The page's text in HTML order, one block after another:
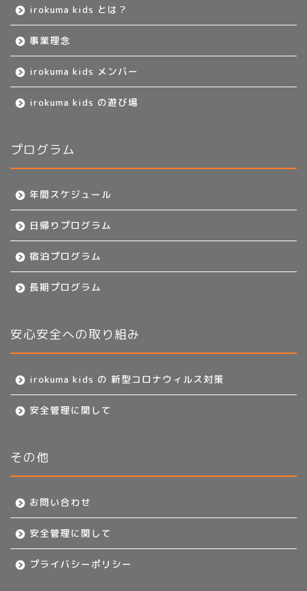
irokuma kids とは？
事業理念
irokuma kids メンバー
irokuma kids の遊び場
プログラム
年間スケジュール
日帰りプログラム
宿泊プログラム
長期プログラム
安心安全への取り組み
irokuma kids の 新型コロナウィルス対策
安全管理に関して
その他
お問い合わせ
安全管理に関して
プライバシーポリシー